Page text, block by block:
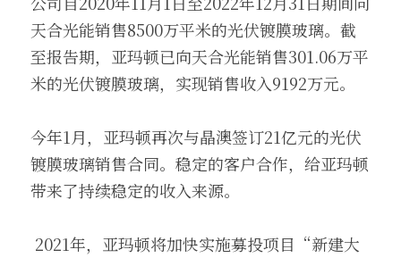
天合光能销售8500万平米的光伏镀膜玻璃。截
至报告期，亚玛顿已向天合光能销售301.06万平
米的光伏镀膜玻璃，实现销售收入9192万元。
今年1月，亚玛顿再次与晶澳签订21亿元的光伏
镀膜玻璃销售合同。稳定的客户合作，给亚玛顿
带来了持续稳定的收入来源。